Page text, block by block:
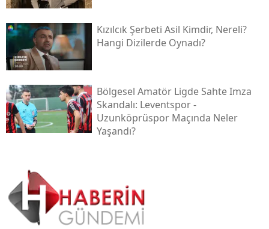
Kızılcık Şerbeti Asil Kimdir, Nereli?
Hangi Dizilerde Oynadı?
Bölgesel Amatör Ligde Sahte Imza
Skandalı: Leventspor -
Uzunköprüspor Maçında Neler
Yaşandı?